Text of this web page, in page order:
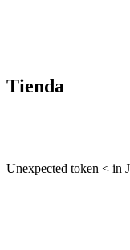
Tienda
Unexpected token < in